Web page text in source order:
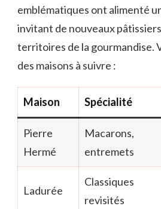
emblématiques ont alimenté
invitant de nouveaux
territoires de la gourmandise.
des maisons à suivre :
Maison Spécialité
Pierre
Hermé
Macarons,
entremets
Ladurée
Classiques
revisités